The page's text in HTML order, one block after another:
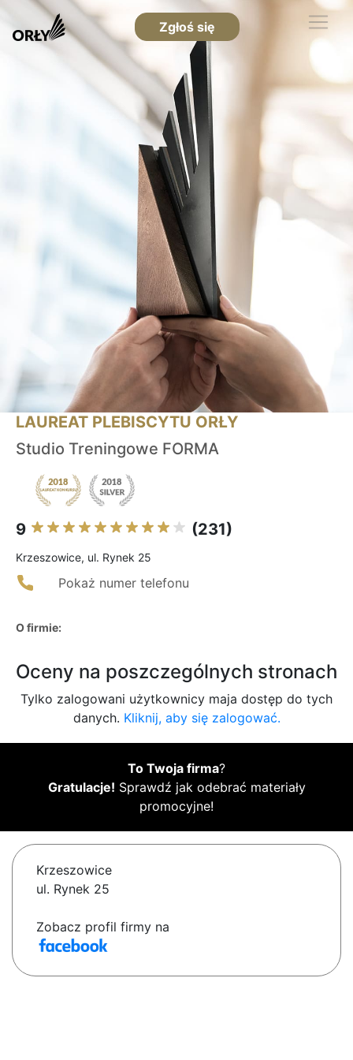
Zgłoś się
LAUREAT PLEBISCYTU ORŁY
Studio Treningowe FORMA
9 (231)
Krzeszowice, ul. Rynek 25
Pokaż numer telefonu
O firmie:
Oceny na poszczególnych stronach
Tylko zalogowani użytkownicy maja dostęp do tych
danych. Kliknij, aby się zalogować.
To Twoja firma?
Gratulacje! Sprawdź jak odebrać materiały
promocyjne!
Krzeszowice
ul. Rynek 25
Zobacz profil firmy na